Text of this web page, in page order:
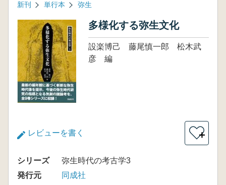
新刊 単行本 弥生
多様化する弥生文化
設楽博己 藤尾慎一郎 松木武
彦 編
レビューを書く ＋
シリーズ
弥生時代の考古学3
発行元
同成社